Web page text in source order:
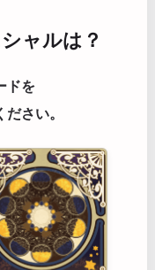
ャルは？
ドを
さい。